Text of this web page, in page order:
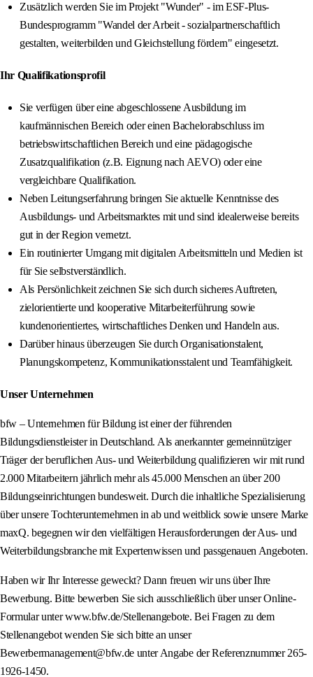
Zusätzlich werden Sie im Projekt "Wunder" - im ESF-Plus-
Bundesprogramm "Wandel der Arbeit - sozialpartnerschaftlich
gestalten, weiterbilden und Gleichstellung fördern" eingesetzt.
Ihr Qualifikationsprofil
Sie verfügen über eine abgeschlossene Ausbildung im
kaufmännischen Bereich oder einen Bachelorabschluss im
betriebswirtschaftlichen Bereich und eine pädagogische
Zusatzqualifikation (z.B. Eignung nach AEVO) oder eine
vergleichbare Qualifikation.
Neben Leitungserfahrung bringen Sie aktuelle Kenntnisse des
Ausbildungs- und Arbeitsmarktes mit und sind idealerweise bereits
gut in der Region vernetzt.
Ein routinierter Umgang mit digitalen Arbeitsmitteln und Medien ist
für Sie selbstverständlich.
Als Persönlichkeit zeichnen Sie sich durch sicheres Auftreten,
zielorientierte und kooperative Mitarbeiterführung sowie
kundenorientiertes, wirtschaftliches Denken und Handeln aus.
Darüber hinaus überzeugen Sie durch Organisationstalent,
Planungskompetenz, Kommunikationsstalent und Teamfähigkeit.
Unser Unternehmen
bfw – Unternehmen für Bildung ist einer der führenden
Bildungsdienstleister in Deutschland. Als anerkannter gemeinnütziger
Träger der beruflichen Aus- und Weiterbildung qualifizieren wir mit rund
2.000 Mitarbeitern jährlich mehr als 45.000 Menschen an über 200
Bildungseinrichtungen bundesweit. Durch die inhaltliche Spezialisierung
über unsere Tochterunternehmen in ab und weitblick sowie unsere Marke
maxQ. begegnen wir den vielfältigen Herausforderungen der Aus- und
Weiterbildungsbranche mit Expertenwissen und passgenauen Angeboten.
Haben wir Ihr Interesse geweckt? Dann freuen wir uns über Ihre
Bewerbung. Bitte bewerben Sie sich ausschließlich über unser Online-
Formular unter www.bfw.de/Stellenangebote. Bei Fragen zu dem
Stellenangebot wenden Sie sich bitte an unser
Bewerbermanagement@bfw.de unter Angabe der Referenznummer 265-
1926-1450.